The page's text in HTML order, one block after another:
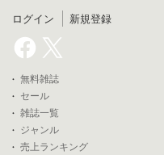
ログイン 新規登録
無料雑誌
セール
雑誌一覧
ジャンル
売上ランキング